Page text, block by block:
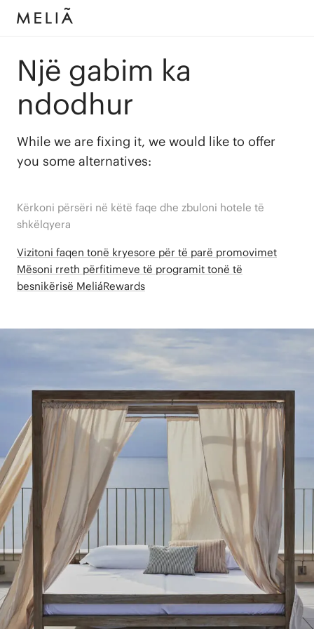
Një gabim ka
ndodhur
While we are fixing it, we would like to offer
you some alternatives:
Kërkoni përsëri në këtë faqe dhe zbuloni hotele të
shkëlqyera
Vizitoni faqen tonë kryesore për të parë promovimet
Mësoni rreth përfitimeve të programit tonë të
besnikërisë MeliáRewards